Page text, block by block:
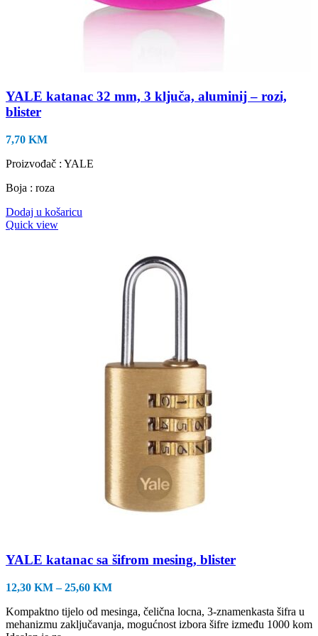
YALE katanac 32 mm, 3 ključa, aluminij – rozi,
blister
7,70 KM
Proizvođač : YALE
Boja : roza
Dodaj u košaricu
Quick view
YALE katanac sa šifrom mesing, blister
12,30 KM – 25,60 KMRaspon
od
12,30 KM
Kompaktno tijelo od mesinga, čelična locna, 3-znamenkasta šifra u
mehanizmu zaključavanja, mogućnost izbora šifre između 1000 kom